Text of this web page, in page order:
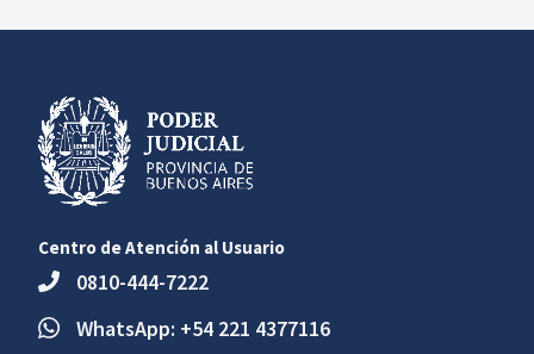
Centro de Atención al Usuario
0810-444-7222
WhatsApp: +54 221 4377116